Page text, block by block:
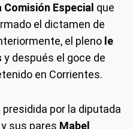
Especial que
el dictamen de
el pleno le
y después el goce de
en Corrientes.
por la diputada
sus pares Mabel